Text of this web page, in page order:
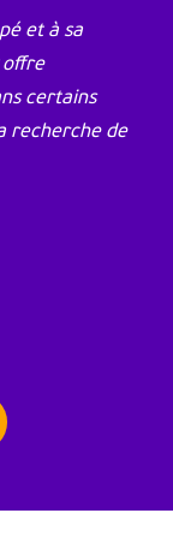
et à sa
certains
recherche de